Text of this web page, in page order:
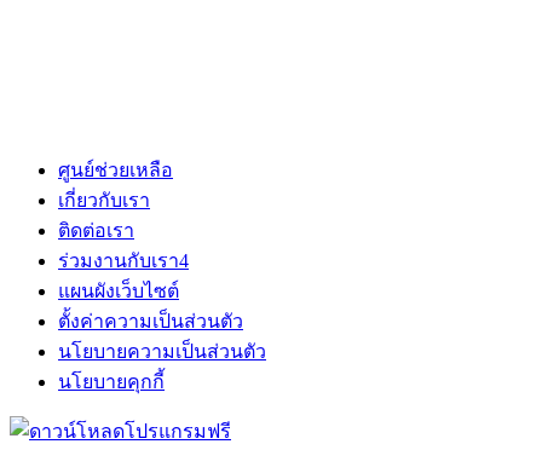
ศูนย์ช่วยเหลือ
เกี่ยวกับเรา
ติดต่อเรา
ร่วมงานกับเรา4
แผนผังเว็บไซต์
ตั้งค่าความเป็นส่วนตัว
นโยบายความเป็นส่วนตัว
นโยบายคุกกี้